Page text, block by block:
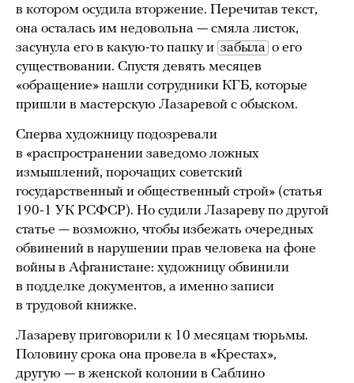
в котором осудила вторжение. Перечитав текст,
она осталась им недовольна — смяла листок,
засунула его в какую-то папку и забыла о его
существовании. Спустя девять месяцев
«обращение» нашли сотрудники КГБ, которые
пришли в мастерскую Лазаревой с обыском.
Сперва художницу подозревали
в «распространении заведомо ложных
измышлений, порочащих советский
государственный и общественный строй» (статья
190-1 УК РСФСР). Но судили Лазареву по другой
статье — возможно, чтобы избежать очередных
обвинений в нарушении прав человека на фоне
войны в Афганистане: художницу обвинили
в подделке документов, а именно записи
в трудовой книжке.
Лазареву приговорили к 10 месяцам тюрьмы.
Половину срока она провела в «Крестах»,
другую — в женской колонии в Саблино